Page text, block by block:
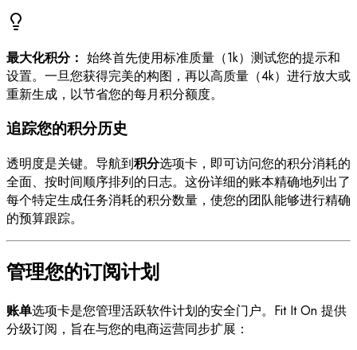
最大化积分： 始终首先使用标准质量（1k）测试您的提示和
设置。一旦您获得完美的构图，再以高质量（4k）进行放大或
重新生成，以节省您的每月积分额度。
追踪您的积分历史
透明度是关键。导航到积分选项卡，即可访问您的积分消耗的
全面、按时间顺序排列的日志。这份详细的账本精确地列出了
每个特定生成任务消耗的积分数量，使您的团队能够进行精确
的预算跟踪。
管理您的订阅计划
账单选项卡是您管理活跃软件计划的安全门户。Fit It On 提供
分级订阅，旨在与您的电商运营同步扩展：